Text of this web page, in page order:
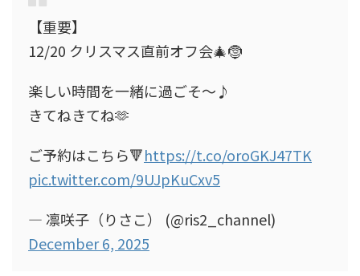
【重要】
12/20 クリスマス直前オフ会🎄🤶
楽しい時間を一緒に過ごそ〜♪
きてねきてね🫶
ご予約はこちら🔻https://t.co/oroGKJ47TK
pic.twitter.com/9UJpKuCxv5
— 凛咲子（りさこ） (@ris2_channel)
December 6, 2025